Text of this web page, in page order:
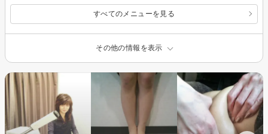
すべてのメニューを見る
その他の情報を表示